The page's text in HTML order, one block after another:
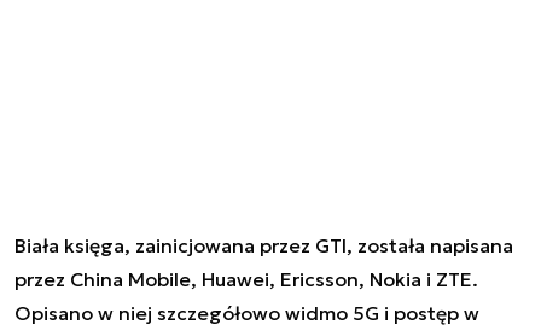
Biała księga, zainicjowana przez GTI, została napisana
przez China Mobile, Huawei, Ericsson, Nokia i ZTE.
Opisano w niej szczegółowo widmo 5G i postęp w